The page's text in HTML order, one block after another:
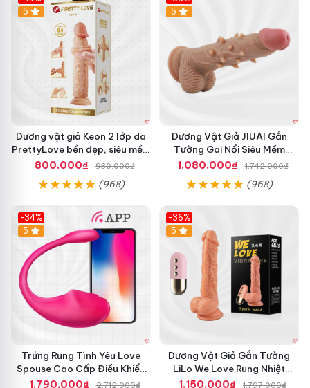
5
Dương vật giả Keon 2 lớp da
PrettyLove bền đẹp, siêu mềm
mại
800.000₫ 930.000₫
(968)
5
Dương Vật Giả JIUAI Gắn
Tường Gai Nổi Siêu Mềm
Thoải Mái Mua Ngay
1.080.000₫ 1.742.000₫
(968)
-34%
5
Trứng Rung Tình Yêu Love
Spouse Cao Cấp Điều Khiển
App Đỉnh Cao
1.790.000₫ 2.712.000₫
-36%
5
Dương Vật Giả Gắn Tường
LiLo We Love Rung Nhiệt
Thăng Hoa
1.150.000₫ 1.797.000₫